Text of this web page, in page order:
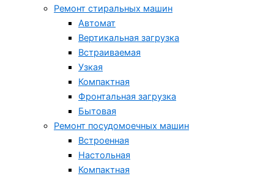
Ремонт стиральных машин
Автомат
Вертикальная загрузка
Встраиваемая
Узкая
Компактная
Фронтальная загрузка
Бытовая
Ремонт посудомоечных машин
Встроенная
Настольная
Компактная